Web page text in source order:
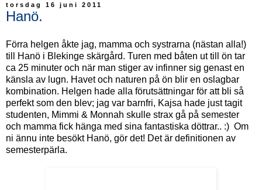
torsdag 16 juni 2011
Hanö.
Förra helgen åkte jag, mamma och systrarna (nästan alla!)
till Hanö i Blekinge skärgård. Turen med båten ut till ön tar
ca 25 minuter och när man stiger av infinner sig genast en
känsla av lugn. Havet och naturen på ön blir en oslagbar
kombination. Helgen hade alla förutsättningar för att bli så
perfekt som den blev; jag var barnfri, Kajsa hade just tagit
studenten, Mimmi & Monnah skulle strax gå på semester
och mamma fick hänga med sina fantastiska döttrar.. :) Om
ni ännu inte besökt Hanö, gör det! Det är definitionen av
semesterpärla.